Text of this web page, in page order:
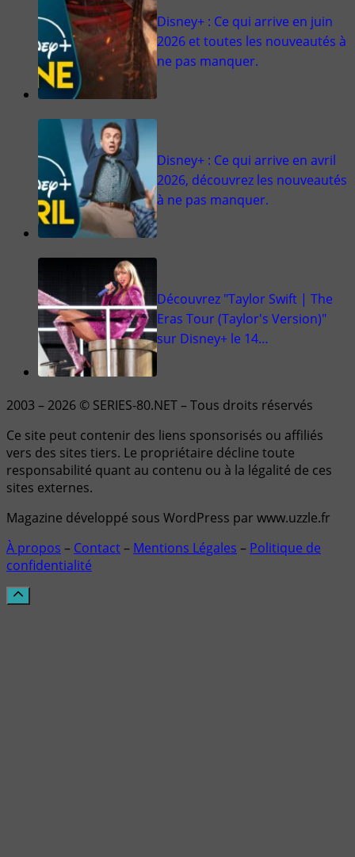
Disney+ : Ce qui arrive en juin
2026 et toutes les nouveautés à
ne pas manquer.
Disney+ : Ce qui arrive en avril
2026, découvrez les nouveautés
à ne pas manquer.
Découvrez "Taylor Swift | The
Eras Tour (Taylor's Version)"
sur Disney+ le 14…
2003 – 2026 © SERIES-80.NET – Tous droits réservés
Ce site peut contenir des liens sponsorisés ou affiliés
vers des sites tiers. Le propriétaire décline toute
responsabilité quant au contenu ou à la légalité de ces
sites externes.
Magazine développé sous WordPress par www.uzzle.fr
À propos – Contact– Mentions Légales – Politique de
confidentialité